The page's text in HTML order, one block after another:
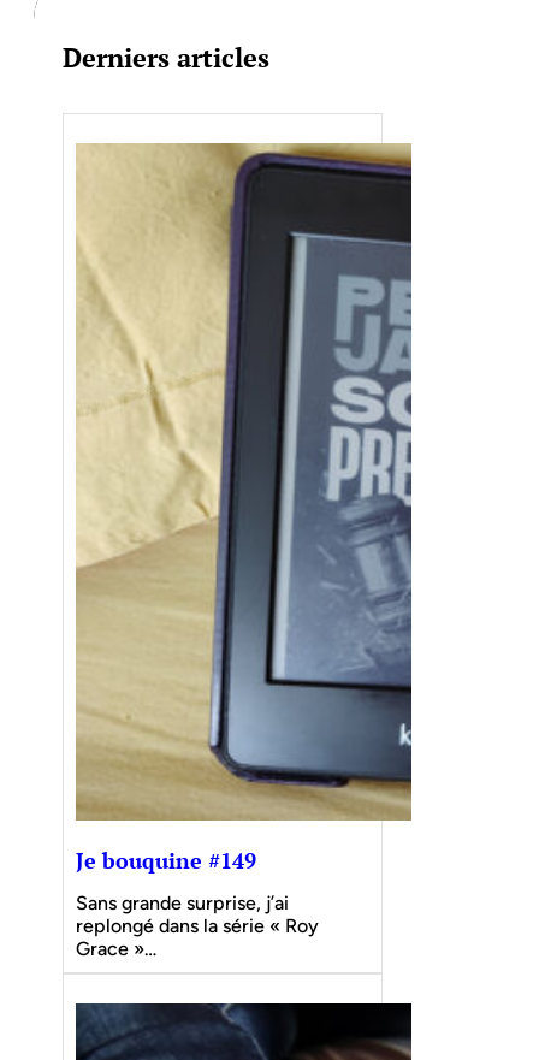
Derniers articles
Je bouquine #149
Sans grande surprise, j’ai
replongé dans la série « Roy
Grace »…